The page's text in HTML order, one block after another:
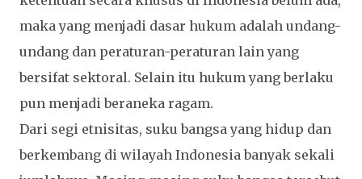
maka yang menjadi dasar hukum adalah undang-
undang dan peraturan-peraturan lain yang
bersifat sektoral. Selain itu hukum yang berlaku
pun menjadi beraneka ragam.
Dari segi etnisitas, suku bangsa yang hidup dan
berkembang di wilayah Indonesia banyak sekali